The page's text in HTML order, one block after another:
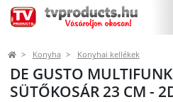
Konyha Konyhai kellékek
DE GUSTO
SÜTŐKOSÁR 23 CM -